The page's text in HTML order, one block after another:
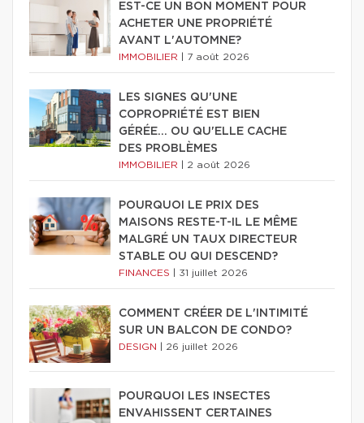
EST-CE UN BON MOMENT POUR
ACHETER UNE PROPRIÉTÉ
AVANT L'AUTOMNE?
IMMOBILIER 7 août 2026
LES SIGNES QU'UNE
COPROPRIÉTÉ EST BIEN
GÉRÉE… OU QU'ELLE CACHE
DES PROBLÈMES
IMMOBILIER 2 août 2026
POURQUOI LE PRIX DES
MAISONS RESTE-T-IL LE MÊME
MALGRÉ UN TAUX DIRECTEUR
STABLE OU QUI DESCEND?
FINANCES 31 juillet 2026
COMMENT CRÉER DE L'INTIMITÉ
SUR UN BALCON DE CONDO?
DESIGN 26 juillet 2026
POURQUOI LES INSECTES
ENVAHISSENT CERTAINES